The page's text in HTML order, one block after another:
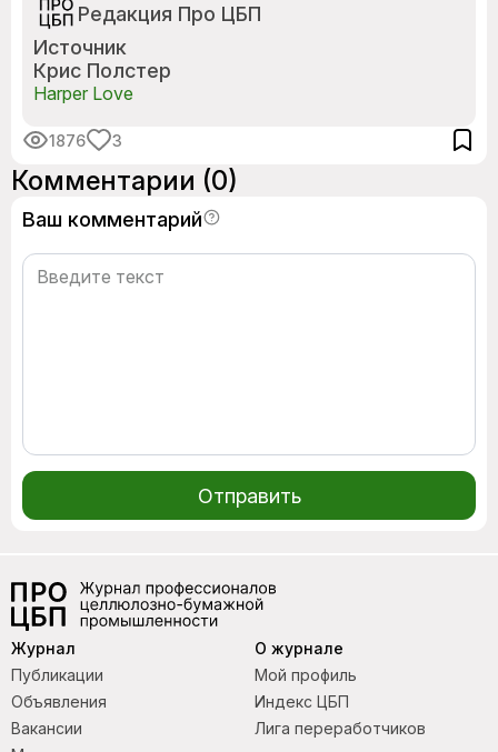
Редакция Про ЦБП
Источник
Крис Полстер
Harper Love
1876 3
Комментарии (0)
Ваш комментарий
Отправить
О журнале
Мой профиль
Индекс ЦБП
Лига переработчиков
Журнал
Публикации
Объявления
Вакансии